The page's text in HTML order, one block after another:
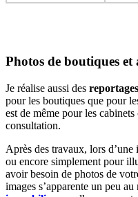
Photos de boutiques et
Je réalise aussi des
pour les boutiques que pour
est de même pour les
consultation.
Après des travaux, lors
ou encore simplement pour
avoir besoin de photos de
images s’apparente un peu au